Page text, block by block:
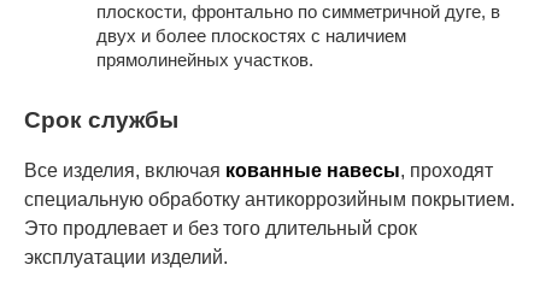
плоскости, фронтально по симметричной дуге, в
двух и более плоскостях с наличием
прямолинейных участков.
Срок службы
Все изделия, включая кованные навесы, проходят
специальную обработку антикоррозийным покрытием.
Это продлевает и без того длительный срок
эксплуатации изделий.